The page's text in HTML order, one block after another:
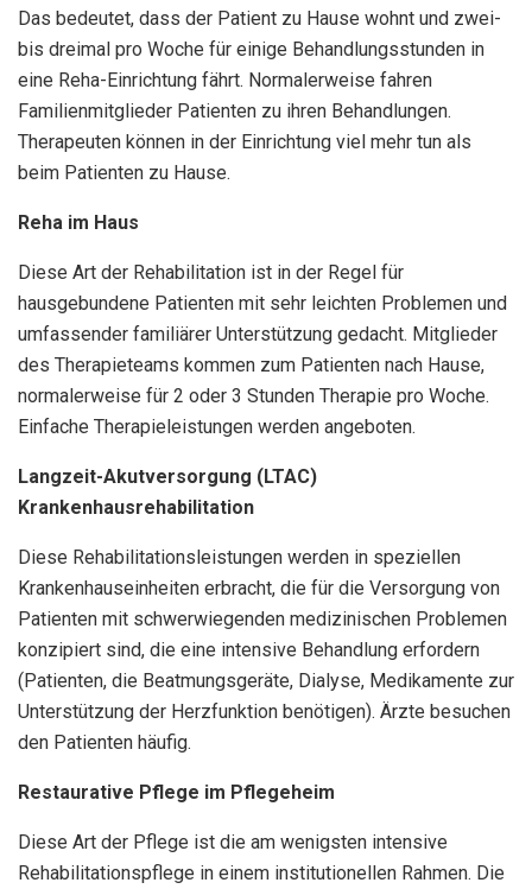
Das bedeutet, dass der Patient zu Hause wohnt und zwei-
bis dreimal pro Woche für einige Behandlungsstunden in
eine Reha-Einrichtung fährt. Normalerweise fahren
Familienmitglieder Patienten zu ihren Behandlungen.
Therapeuten können in der Einrichtung viel mehr tun als
beim Patienten zu Hause.
Reha im Haus
Diese Art der Rehabilitation ist in der Regel für
hausgebundene Patienten mit sehr leichten Problemen und
umfassender familiärer Unterstützung gedacht. Mitglieder
des Therapieteams kommen zum Patienten nach Hause,
normalerweise für 2 oder 3 Stunden Therapie pro Woche.
Einfache Therapieleistungen werden angeboten.
Langzeit-Akutversorgung (LTAC)
Krankenhausrehabilitation
Diese Rehabilitationsleistungen werden in speziellen
Krankenhauseinheiten erbracht, die für die Versorgung von
Patienten mit schwerwiegenden medizinischen Problemen
konzipiert sind, die eine intensive Behandlung erfordern
(Patienten, die Beatmungsgeräte, Dialyse, Medikamente zur
Unterstützung der Herzfunktion benötigen). Ärzte besuchen
den Patienten häufig.
Restaurative Pflege im Pflegeheim
Diese Art der Pflege ist die am wenigsten intensive
Rehabilitationspflege in einem institutionellen Rahmen. Die